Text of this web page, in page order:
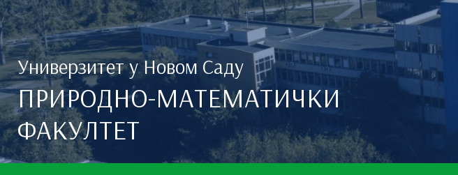
Скип то маин цонтент
Универзитет у Новом Саду
ПРИРОДНО-МАТЕМАТИЧКИ
ФАКУЛТЕТ